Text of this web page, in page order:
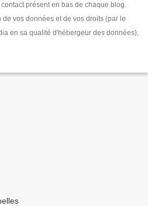
présent en bas de chaque blog.
vos données et de vos droits (par le
en sa qualité d'hébergeur des données),